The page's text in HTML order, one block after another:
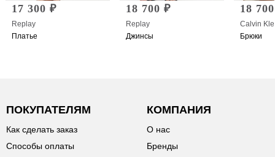
17 300 ₽
Replay
Платье
18 700 ₽
Replay
Джинсы
18
Calvin
Брюки
ПОКУПАТЕЛЯМ
Как сделать заказ
Способы оплаты
КОМПАНИЯ
О нас
Бренды